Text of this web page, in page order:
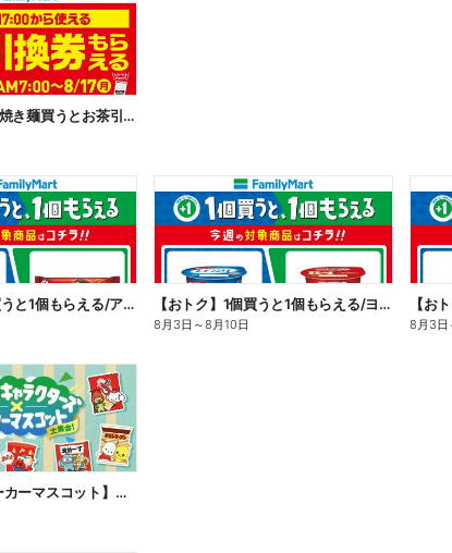
【無料引換券!】焼き麺買うとお茶引換券貰える!
【おトク】1個買うと1個もらえる/アイス 【おトク】1個買うと1個もらえる/ヨーグルト
8月3日 ～8月10日
【お
8月3日
【サンリオ×メーカーマスコット】オリジナルグッズ貰える!